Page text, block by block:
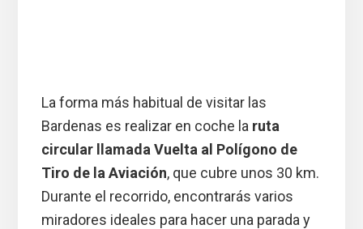
La forma más habitual de visitar las
Bardenas es realizar en coche la ruta
circular llamada Vuelta al Polígono de
Tiro de la Aviación, que cubre unos 30 km.
Durante el recorrido, encontrarás varios
miradores ideales para hacer una parada y